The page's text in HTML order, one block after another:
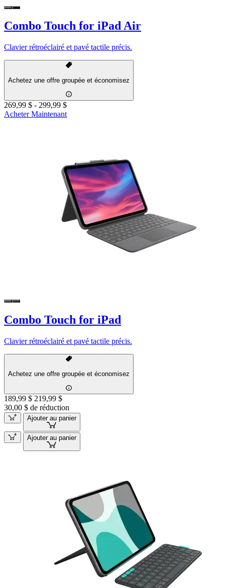
Combo Touch for iPad Air
Clavier rétroéclairé et pavé tactile précis.
Achetez une offre groupée et économisez
269,99 $ - 299,99 $
Acheter Maintenant
Combo Touch for iPad
Clavier rétroéclairé et pavé tactile précis.
Achetez une offre groupée et économisez
189,99 $ 219,99 $
30,00 $ de réduction
Ajouter au panier
Ajouter au panier